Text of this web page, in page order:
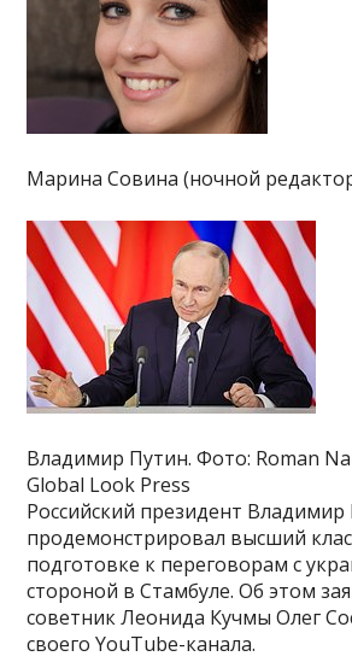
Марина Совина (ночной
Владимир Путин. Фото: Roman
Global Look Press
Российский президент Владимир
продемонстрировал высший
подготовке к переговорам с
стороной в Стамбуле. Об этом
советник Леонида Кучмы Олег
своего YouTube-канала.